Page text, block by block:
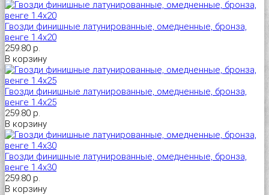
Гвозди финишные латунированные, омедненные, бронза,
венге 1.4х20
259.80 р.
В корзину
Гвозди финишные латунированные, омедненные, бронза,
венге 1.4х25
259.80 р.
В корзину
Гвозди финишные латунированные, омедненные, бронза,
венге 1.4х30
259.80 р.
В корзину